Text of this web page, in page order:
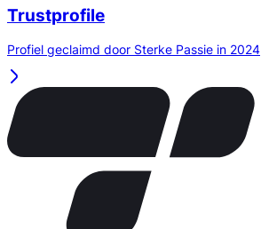
Trustprofile
Profiel geclaimd door Sterke Passie in 2024